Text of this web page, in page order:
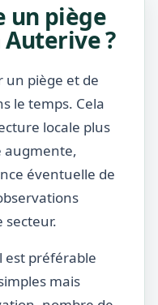
un piège
?
un piège et de
le temps. Cela
locale plus
augmente,
éventuelle de
est préférable
mais